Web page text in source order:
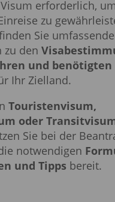
erforderlich,
zu
Sie umfassende
zu den
und benötigten
Ihr Zielland.
Touristenvisum,
oder
Sie bei der
notwendigen
und Tipps bereit.